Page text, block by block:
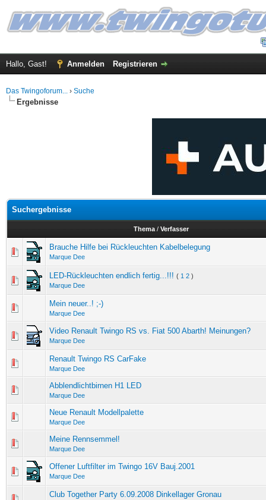
Hallo, Gast! Anmelden Registrieren
Das Twingoforum... › Suche
Ergebnisse
Suchergebnisse
Thema / Verfasser
Brauche Hilfe bei Rückleuchten Kabelbelegung
Marque Dee
LED-Rückleuchten endlich fertig...!!! ( 1 2 )
Marque Dee
Mein neuer..! ;-)
Marque Dee
Video Renault Twingo RS vs. Fiat 500 Abarth! Meinungen?
Marque Dee
Renault Twingo RS CarFake
Marque Dee
Abblendlichtbirnen H1 LED
Marque Dee
Neue Renault Modellpalette
Marque Dee
Meine Rennsemmel!
Marque Dee
Offener Luftfilter im Twingo 16V Bauj.2001
Marque Dee
Club Together Party 6.09.2008 Dinkellager Gronau